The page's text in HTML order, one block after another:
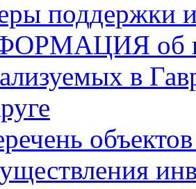
поддержки
об
в